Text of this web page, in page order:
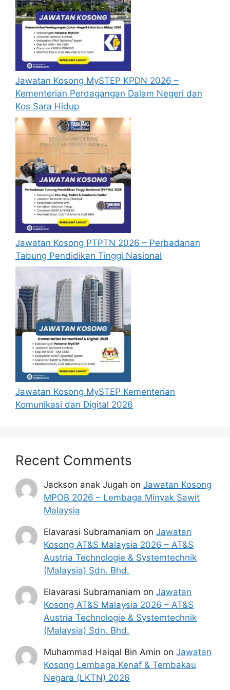
sekiranya tempoh permohonan masih
sah.
Sebelum membuat permohonan sila
pastikan anda
login/register
mengisi segala maklumat yang diminta
dengan lengkap dan tepat.
Perlu diingatkan, hanya pemohon yang
layak sahaja akan dipanggil ke
temuduga. Sila lengkapkan dan
kemaskini maklumat anda yang telah
didaftarkan. Permohonan yang tidak
menerima sebarang jawapan selepas
bulan
dari tarikh iklan ditutup hendaklah
menganggap permohonan mereka tidak
berjaya.
Mohon Online
Jawatan Kosong MySTEP KPDN 2026 –
Kementerian Perdagangan Dalam Negeri dan
Kos Sara Hidup
Jawatan Kosong PTPTN 2026 – Perbadanan
Tabung Pendidikan Tinggi Nasional
Jawatan Kosong MySTEP Kementerian
Komunikasi dan Digital 2026
Recent Comments
Jackson anak Jugah onJawatan Kosong
MPOB 2026 – Lembaga Minyak Sawit
Malaysia
Elavarasi Subramaniam onJawatan
Kosong AT&S Malaysia 2026 – AT&S
Austria Technologie & Systemtechnik
(Malaysia) Sdn. Bhd.
Elavarasi Subramaniam onJawatan
Kosong AT&S Malaysia 2026 – AT&S
Austria Technologie & Systemtechnik
(Malaysia) Sdn. Bhd.
Muhammad Haiqal Bin Amin onJawatan
Kosong Lembaga Kenaf & Tembakau
Negara (LKTN) 2026